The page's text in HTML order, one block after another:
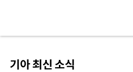
기아 최신 소식